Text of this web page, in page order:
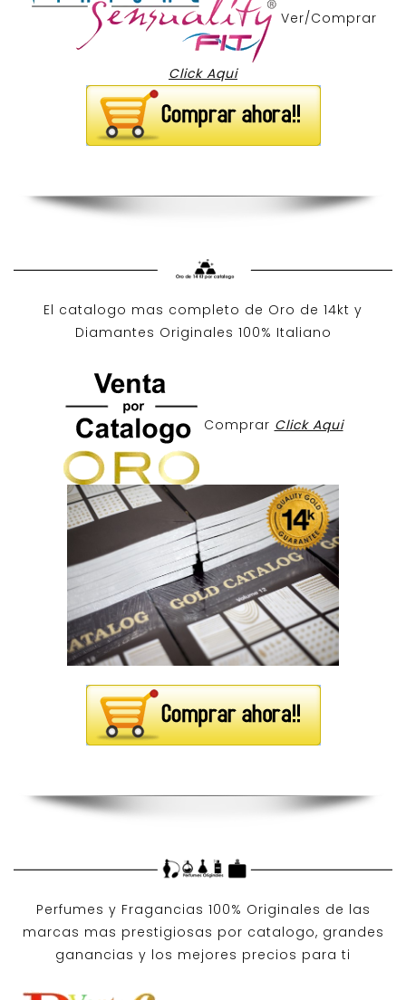
Ver/Comprar
Click Aqui
El catalogo mas completo de Oro de 14kt y
Diamantes Originales 100% Italiano
Comprar Click Aqui
Perfumes y Fragancias 100% Originales de las
marcas mas prestigiosas por catalogo, grandes
ganancias y los mejores precios para ti